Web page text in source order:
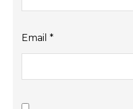
Email*